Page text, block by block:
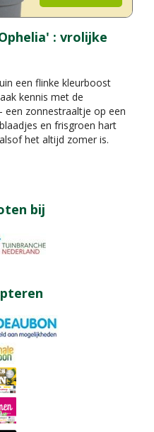
: vrolijke
een flinke kleurboost
kennis met de
een zonnestraaltje op een
en frisgroen hart
het altijd zomer is.
bij